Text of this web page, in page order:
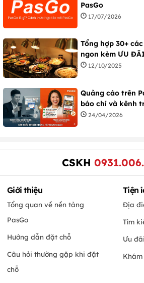
PasGo
17/07/2026
Tổng hợp 30+
ngon kèm ƯU
12/10/2025
Quảng cáo trên
báo chí và kênh
24/04/2026
CSKH
Giới thiệu
Tổng quan về nền tảng
PasGo
Hướng dẫn đặt chỗ
Câu hỏi thường gặp khi đặt
chỗ
Tiện
Địa
Tìm
Ưu